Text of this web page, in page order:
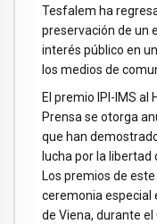
Tesfalem ha
preservación de un
interés público en
los medios de
El premio IPI-IMS al
Prensa se otorga
que han
lucha por la libertad
Los premios de
ceremonia especial
de Viena, durante el